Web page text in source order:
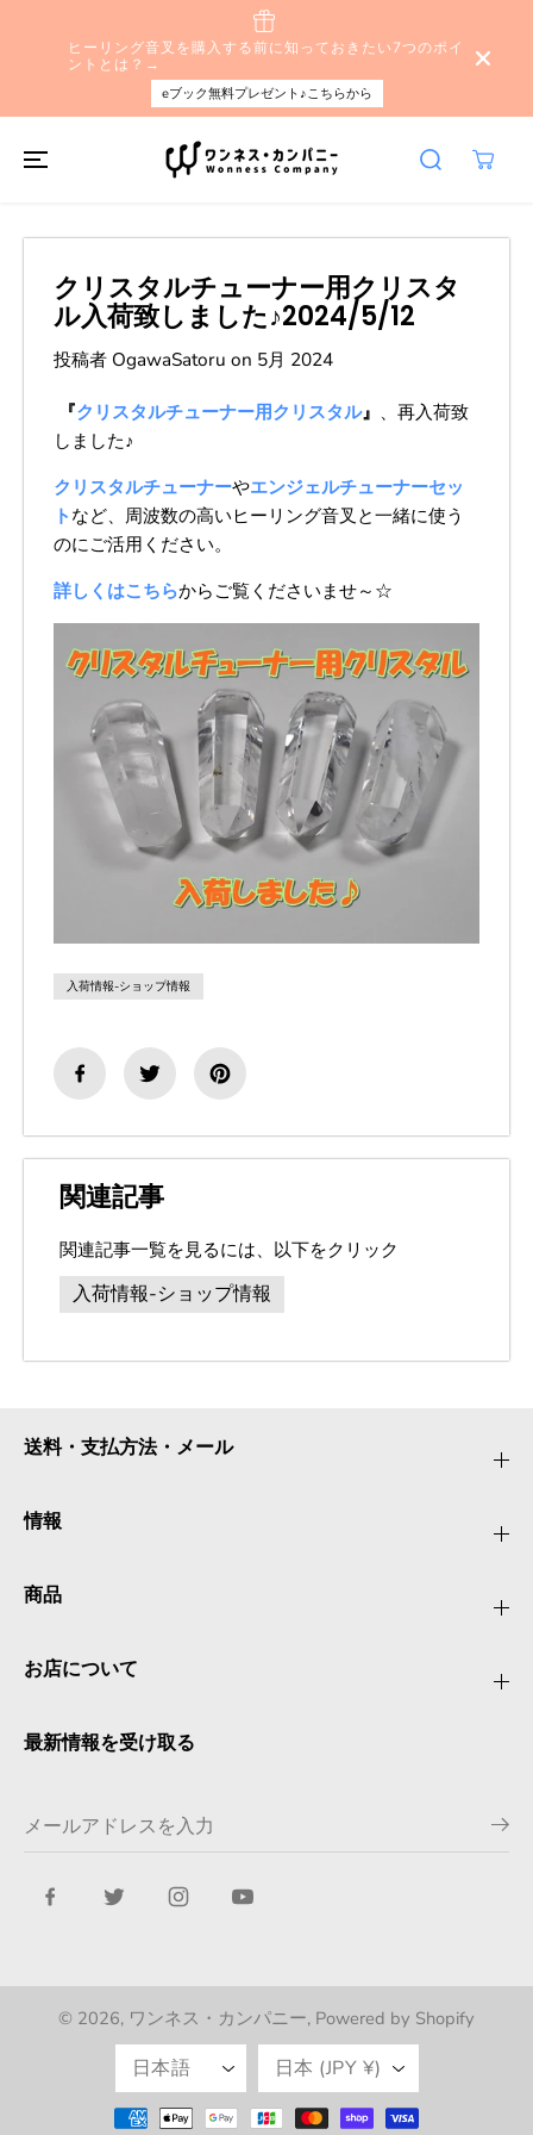
ヒーリング音叉を購入する前に知っておきたい7つのポイ
ントとは？→
eブック無料プレゼント♪こちらから
クリスタルチューナー用クリスタ
ル入荷致しました♪2024/5/12
投稿者 OgawaSatoru on 5月 2024
『クリスタルチューナー用クリスタル』 、再入荷致
しました♪
クリスタルチューナーやエンジェルチューナーセッ
トなど、周波数の高いヒーリング音叉と一緒に使う
のにご活用ください。
詳しくはこちらからご覧くださいませ～☆
入荷情報-ショップ情報
関連記事
関連記事一覧を見るには、以下をクリック
入荷情報-ショップ情報
送料・支払方法・メール
情報
商品
お店について
最新情報を受け取る
© 2026, ワンネス・カンパニー, Powered by Shopify